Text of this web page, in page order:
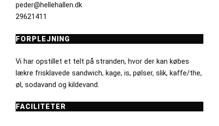
peder@hellehallen.dk
29621411
FORPLEJNING
Vi har opstillet et telt på stranden, hvor der kan købes
lækre frisklavede sandwich, kage, is, pølser, slik, kaffe/the,
øl, sodavand og kildevand.
FACILITETER